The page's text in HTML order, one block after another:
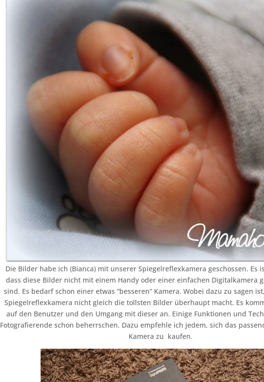
Die Bilder habe ich (Bianca) mit unserer Spiegelreflexkamera geschossen. Es
dass diese Bilder nicht mit einem Handy oder einer einfachen Digitalkamera
sind. Es bedarf schon einer etwas “besseren” Kamera. Wobei dazu zu sagen
Spiegelreflexkamera nicht gleich die tollsten Bilder überhaupt macht. Es
auf den Benutzer und den Umgang mit dieser an. Einige Funktionen und
Fotografierende schon beherrschen. Dazu empfehle ich jedem, sich das
Kamera zu kaufen.